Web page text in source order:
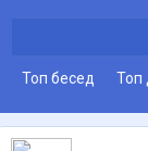
Топ бесед Топ